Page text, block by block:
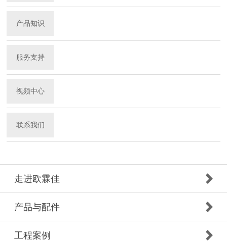
产品知识
服务支持
视频中心
联系我们
走进欧霖佳
产品与配件
工程案例